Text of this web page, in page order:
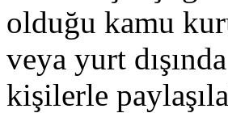
olduğu kamu
veya yurt
kişilerle